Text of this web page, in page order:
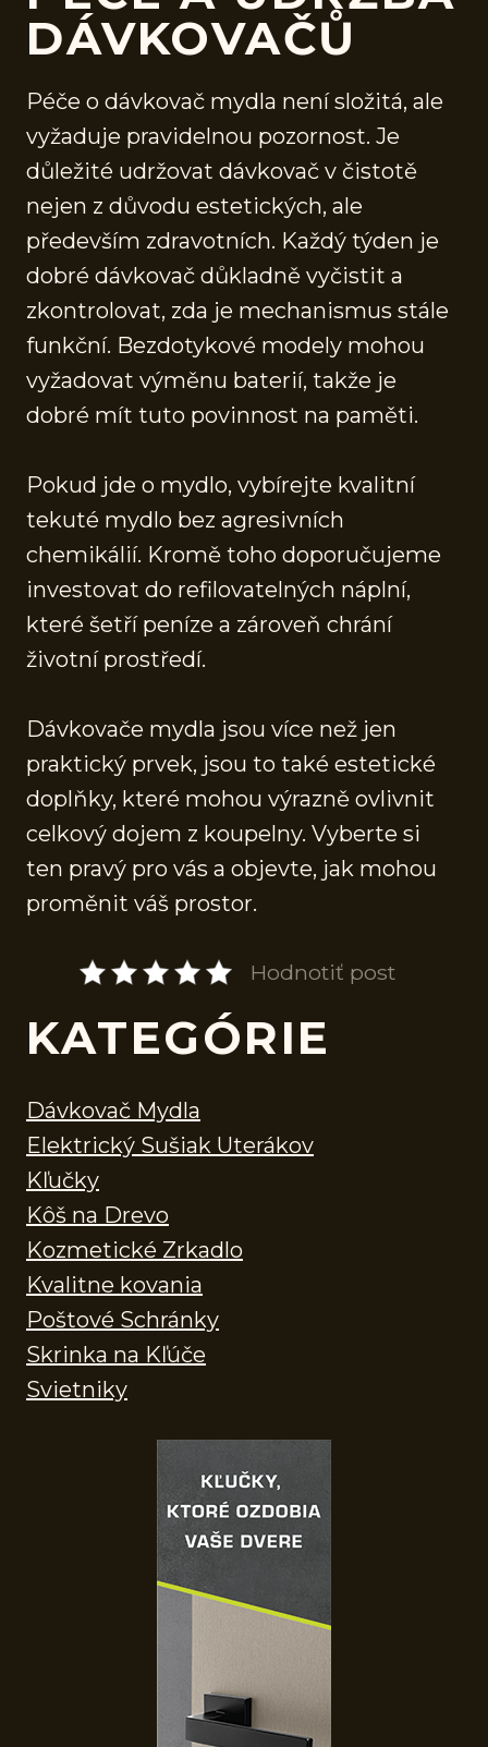
DÁVKOVAČŮ
Péče o dávkovač mydla není složitá, ale
vyžaduje pravidelnou pozornost. Je
důležité udržovat dávkovač v čistotě
nejen z důvodu estetických, ale
především zdravotních. Každý týden je
dobré dávkovač důkladně vyčistit a
zkontrolovat, zda je mechanismus stále
funkční. Bezdotykové modely mohou
vyžadovat výměnu baterií, takže je
dobré mít tuto povinnost na paměti.
Pokud jde o mydlo, vybírejte kvalitní
tekuté mydlo bez agresivních
chemikálií. Kromě toho doporučujeme
investovat do refilovatelných náplní,
které šetří peníze a zároveň chrání
životní prostředí.
Dávkovače mydla jsou více než jen
praktický prvek, jsou to také estetické
doplňky, které mohou výrazně ovlivnit
celkový dojem z koupelny. Vyberte si
ten pravý pro vás a objevte, jak mohou
proměnit váš prostor.
Hodnotiť post
KATEGÓRIE
Dávkovač Mydla
Elektrický Sušiak Uterákov
Kľučky
Kôš na Drevo
Kozmetické Zrkadlo
Kvalitne kovania
Poštové Schránky
Skrinka na Kľúče
Svietniky